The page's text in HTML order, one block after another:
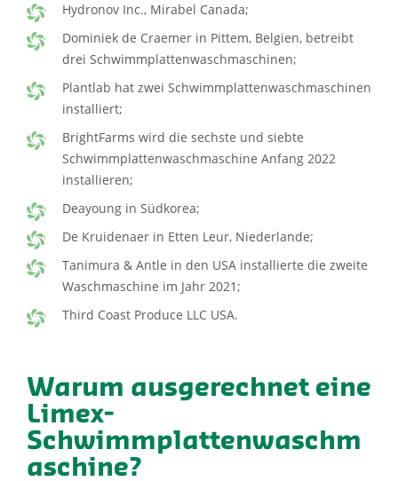
Hydronov Inc., Mirabel Canada;
Dominiek de Craemer in Pittem, Belgien, betreibt
drei Schwimmplattenwaschmaschinen;
Plantlab hat zwei Schwimmplattenwaschmaschinen
installiert;
BrightFarms wird die sechste und siebte
Schwimmplattenwaschmaschine Anfang 2022
installieren;
Deayoung in Südkorea;
De Kruidenaer in Etten Leur, Niederlande;
Tanimura & Antle in den USA installierte die zweite
Waschmaschine im Jahr 2021;
Third Coast Produce LLC USA.
Warum ausgerechnet eine
Limex-
Schwimmplattenwaschm
aschine?